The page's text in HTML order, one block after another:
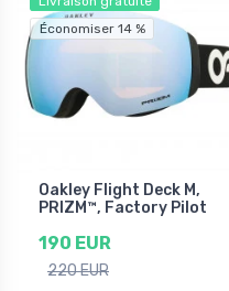
Économiser 14 %
Oakley Flight Deck M,
PRIZM™, Factory Pilot
190 EUR
220 EUR